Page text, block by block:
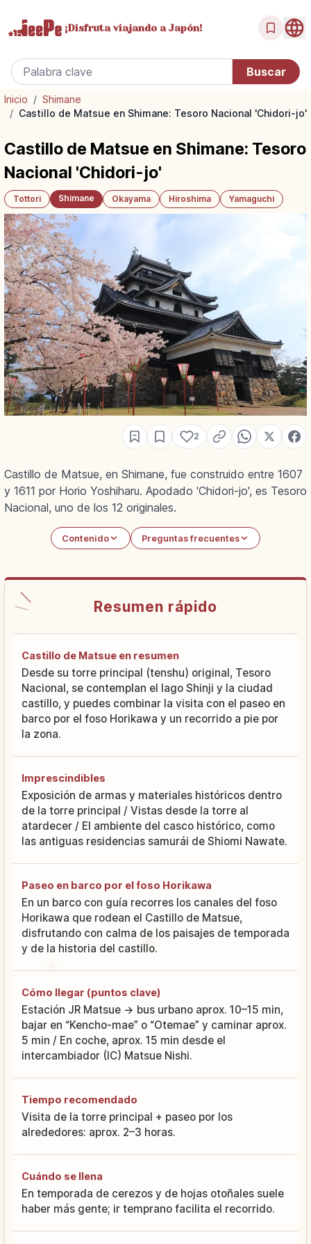
¡Disfrutaviajando a Japón!
Inicio / Shimane
/ Castillo de Matsue en Shimane: Tesoro Nacional 'Chidori-jo'
Castillo de Matsue en Shimane: Tesoro
Nacional 'Chidori-jo'
Tottori Shimane Okayama Hiroshima Yamaguchi
2
Castillo de Matsue, en Shimane, fue construido entre 1607
y 1611 por Horio Yoshiharu. Apodado 'Chidori-jo', es Tesoro
Nacional, uno de los 12 originales.
Contenido Preguntas frecuentes
Resumen rápido
Castillo de Matsue en resumen
Desde su torre principal (tenshu) original, Tesoro
Nacional, se contemplan el lago Shinji y la ciudad
castillo, y puedes combinar la visita con el paseo en
barco por el foso Horikawa y un recorrido a pie por
la zona.
Imprescindibles
Exposición de armas y materiales históricos dentro
de la torre principal / Vistas desde la torre al
atardecer / El ambiente del casco histórico, como
las antiguas residencias samurái de Shiomi Nawate.
Paseo en barco por el foso Horikawa
En un barco con guía recorres los canales del foso
Horikawa que rodean el Castillo de Matsue,
disfrutando con calma de los paisajes de temporada
y de la historia del castillo.
Cómo llegar (puntos clave)
Estación JR Matsue → bus urbano aprox. 10–15 min,
bajar en “Kencho-mae” o “Otemae” y caminar aprox.
5 min / En coche, aprox. 15 min desde el
intercambiador (IC) Matsue Nishi.
Tiempo recomendado
Visita de la torre principal + paseo por los
alrededores: aprox. 2–3 horas.
Cuándo se llena
En temporada de cerezos y de hojas otoñales suele
haber más gente; ir temprano facilita el recorrido.